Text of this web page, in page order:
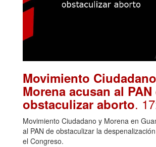
Movimiento
Morena acusan al PAN
obstaculizar aborto.
Movimiento Ciudadano y Morena en
al PAN de obstaculizar la
el Congreso.